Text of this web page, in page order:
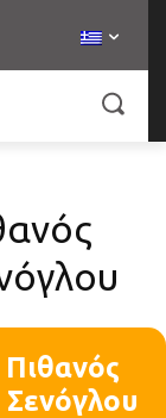
Πιθανός